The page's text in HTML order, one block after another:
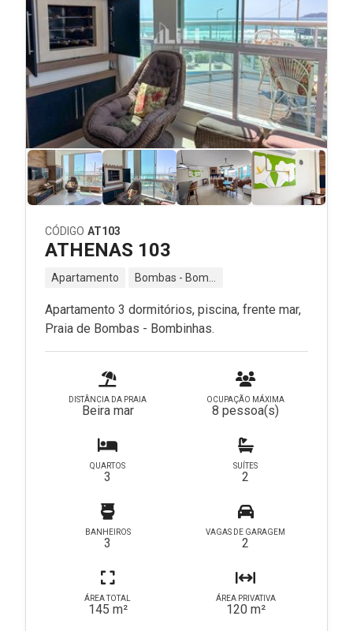
CÓDIGO AT103
ATHENAS 103
Apartamento
Apartamento 3 dormitórios, piscina, frente mar,
Praia de Bombas - Bombinhas.
DISTÂNCIA DA PRAIA
Beira mar
OCUPAÇÃO MÁXIMA
8 pessoa(s)
QUARTOS
3
SUÍTES
2
BANHEIROS
3
VAGAS DE GARAGEM
2
ÁREA TOTAL
145 m²
ÁREA PRIVATIVA
120 m²